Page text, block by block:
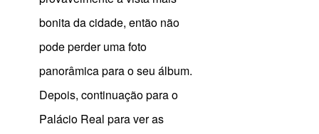
bonita da cidade, então não
pode perder uma foto
panorâmica para o seu álbum.
Depois, continuação para o
Palácio Real para ver as